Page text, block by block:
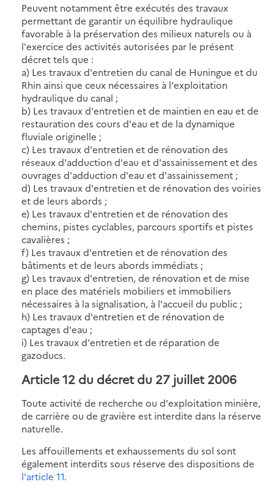
Peuvent notamment être exécutés des travaux
permettant de garantir un équilibre hydraulique
favorable à la préservation des milieux naturels ou à
l'exercice des activités autorisées par le présent
décret tels que :
a) Les travaux d'entretien du canal de Huningue et du
Rhin ainsi que ceux nécessaires à l'exploitation
hydraulique du canal ;
b) Les travaux d'entretien et de maintien en eau et de
restauration des cours d'eau et de la dynamique
fluviale originelle ;
c) Les travaux d'entretien et de rénovation des
réseaux d'adduction d'eau et d'assainissement et des
ouvrages d'adduction d'eau et d'assainissement ;
d) Les travaux d'entretien et de rénovation des voiries
et de leurs abords ;
e) Les travaux d'entretien et de rénovation des
chemins, pistes cyclables, parcours sportifs et pistes
cavalières ;
f) Les travaux d'entretien et de rénovation des
bâtiments et de leurs abords immédiats ;
g) Les travaux d'entretien, de rénovation et de mise
en place des matériels mobiliers et immobiliers
nécessaires à la signalisation, à l'accueil du public ;
h) Les travaux d'entretien et de rénovation de
captages d'eau ;
i) Les travaux d'entretien et de réparation de
gazoducs.
Article 12 du décret du 27 juillet 2006
Toute activité de recherche ou d'exploitation minière,
de carrière ou de gravière est interdite dans la réserve
naturelle.
Les affouillements et exhaussements du sol sont
également interdits sous réserve des dispositions de
l'article 11.